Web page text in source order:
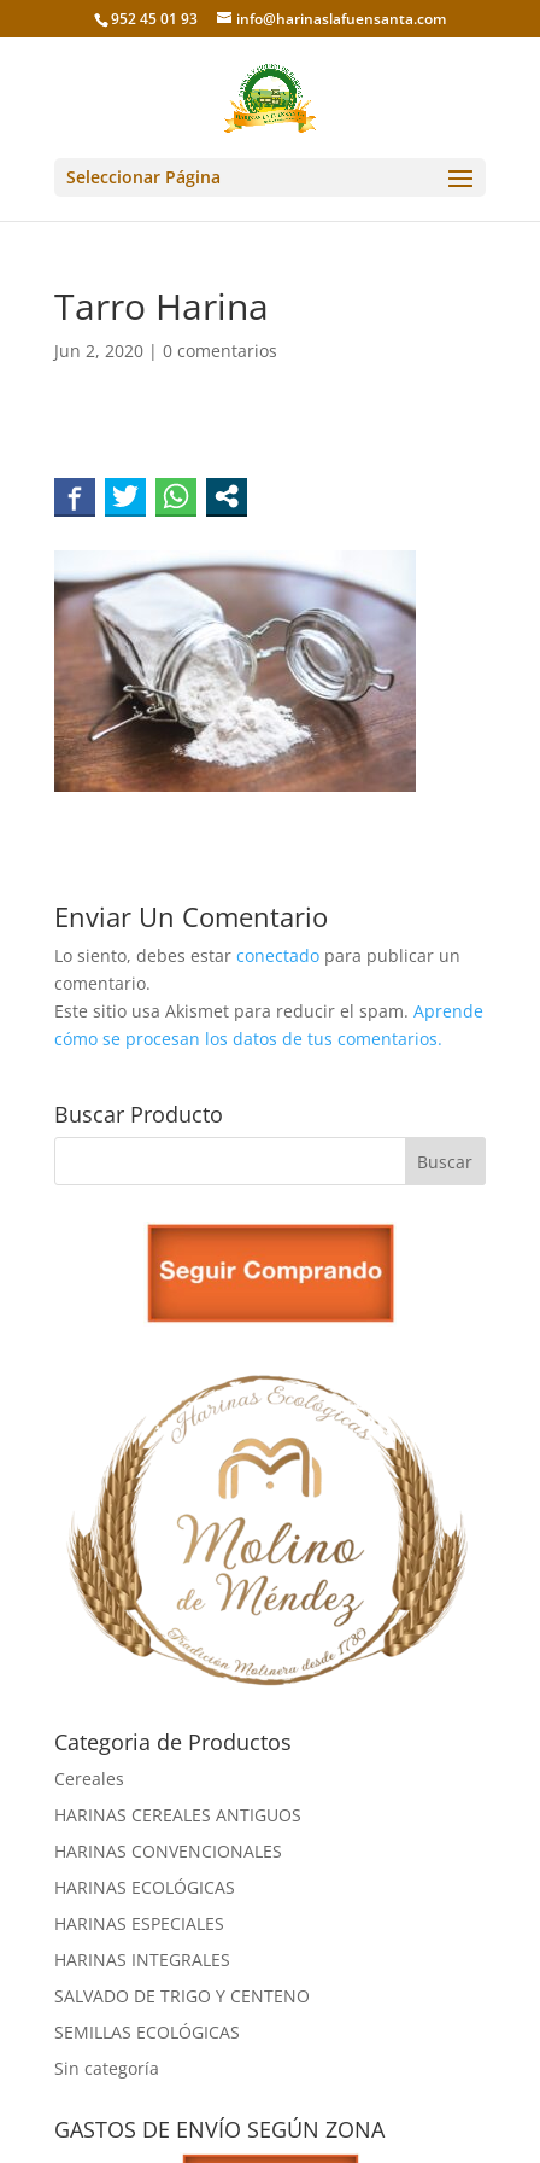
952 45 01 93 info@harinaslafuensanta.com
Seleccionar Página
Tarro Harina
Jun 2, 2020| 0 comentarios
Enviar Un Comentario
Lo siento, debes estar conectadopara publicar un
comentario.
Este sitio usa Akismet para reducir el spam. Aprende
cómo se procesan los datos de tus comentarios.
Buscar Producto
Categoria de Productos
Cereales
HARINAS CEREALES ANTIGUOS
HARINAS CONVENCIONALES
HARINAS ECOLÓGICAS
HARINAS ESPECIALES
HARINAS INTEGRALES
SALVADO DE TRIGO Y CENTENO
SEMILLAS ECOLÓGICAS
Sin categoría
GASTOS DE ENVÍO SEGÚN ZONA